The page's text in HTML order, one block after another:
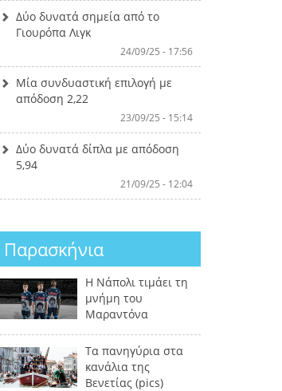
Δύο δυνατά σημεία από το
Γιουρόπα Λιγκ
24/09/25 - 17:56
Μία συνδυαστική επιλογή με
απόδοση 2,22
23/09/25 - 15:14
Δύο δυνατά δίπλα με απόδοση
5,94
21/09/25 - 12:04
Παρασκήνια
Η Νάπολι τιμάει τη
μνήμη του
Μαραντόνα
Τα πανηγύρια στα
κανάλια της
Βενετίας (pics)